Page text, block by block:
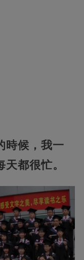
時候，我一
都很忙。